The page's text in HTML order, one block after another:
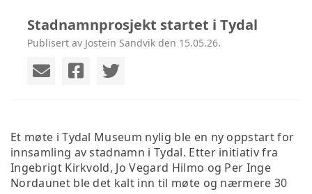
Stadnamnprosjekt startet i Tydal
Publisert av Jostein Sandvik den 15.05.26.
Et møte i Tydal Museum nylig ble en ny oppstart for
innsamling av stadnamn i Tydal. Etter initiativ fra
Ingebrigt Kirkvold, Jo Vegard Hilmo og Per Inge
Nordaunet ble det kalt inn til møte og nærmere 30